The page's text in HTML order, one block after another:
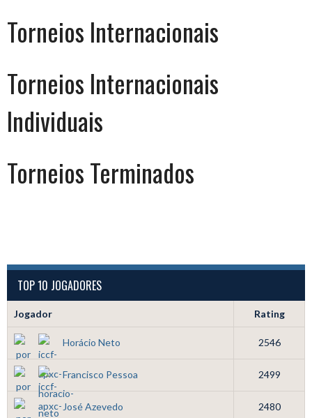
Torneios Internacionais
Torneios Internacionais
Individuais
Torneios Terminados
TOP 10 JOGADORES
Jogador Rating
Horácio Neto 2546
Francisco Pessoa 2499
José Azevedo 2480